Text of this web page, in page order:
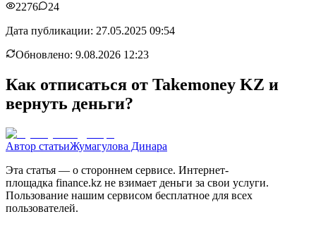
2276
24
Дата публикации: 27.05.2025 09:54
Обновлено: 9.08.2026 12:23
Как отписаться от Takemoney KZ и
вернуть деньги?
Автор статьиЖумагулова Динара
Эта статья — о стороннем сервисе. Интернет-
площадка finance.kz не взимает деньги за свои услуги.
Пользование нашим сервисом бесплатное для всех
пользователей.